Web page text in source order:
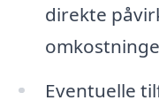
direkte
Eventuelle